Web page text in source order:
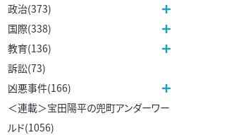
政治(373)
国際(338)
教育(136)
訴訟(73)
凶悪事件(166)
＜連載＞宝田陽平の兜町アンダーワー
ルド(1056)